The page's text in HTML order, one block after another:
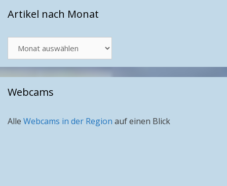
Artikel nach Monat
nach
Monat
Webcams
Alle Webcams in der Region auf einen Blick